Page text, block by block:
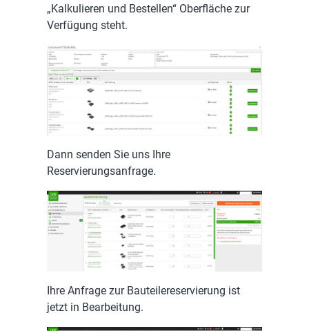
„Kalkulieren und Bestellen“ Oberfläche zur
Verfügung steht.
Dann senden Sie uns Ihre
Reservierungsanfrage.
Ihre Anfrage zur Bauteilereservierung ist
jetzt in Bearbeitung.